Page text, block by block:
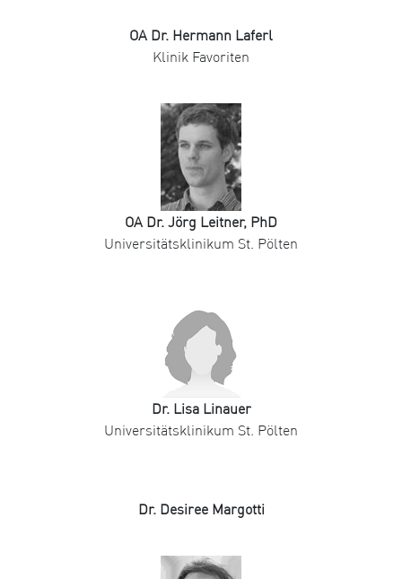
OA Dr. Hermann Laferl
Klinik Favoriten
OA Dr. Jörg Leitner, PhD
Universitätsklinikum St. Pölten
Dr. Lisa Linauer
Universitätsklinikum St. Pölten
Dr. Desiree Margotti